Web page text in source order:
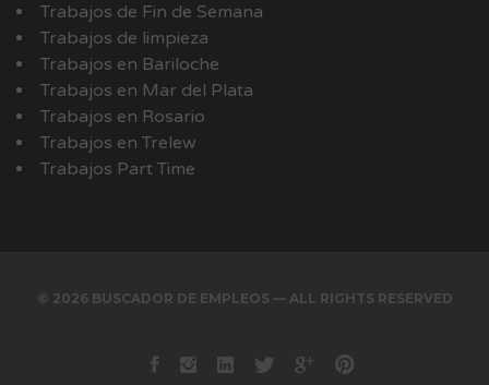
Trabajos de Fin de Semana
Trabajos de limpieza
Trabajos en Bariloche
Trabajos en Mar del Plata
Trabajos en Rosario
Trabajos en Trelew
Trabajos Part Time
© 2026 BUSCADOR DE EMPLEOS — ALL RIGHTS RESERVED
Facebook
instagram
LinkedinTwitterGoogle+